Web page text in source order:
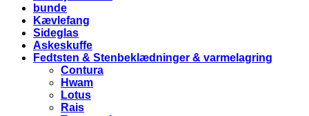
bunde
Kævlefang
Sideglas
Askeskuffe
Fedtsten & Stenbeklædninger & varmelagring
Contura
Hwam
Lotus
Rais